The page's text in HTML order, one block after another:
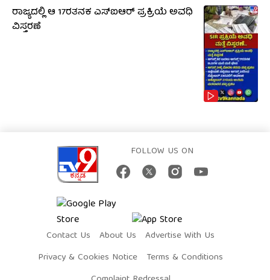
ರಾಜ್ಯದಲ್ಲಿ ಆ 17ರತನಕ ಎಸ್‌ಐಆರ್ ಪ್ರಕ್ರಿಯೆ ಅವಧಿ
ವಿಸ್ತರಣೆ
FOLLOW US ON
Contact Us About Us
Advertise With Us
Privacy & Cookies Notice
Terms & Conditions